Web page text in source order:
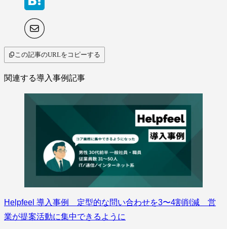
この記事のURLをコピーする
関連する導入事例記事
Helpfeel 導入事例 定型的な問い合わせを3〜4割削減 営
業が提案活動に集中できるように